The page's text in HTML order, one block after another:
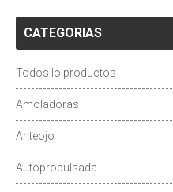
CATEGORIAS
Todos lo productos
Amoladoras
Anteojo
Autopropulsada